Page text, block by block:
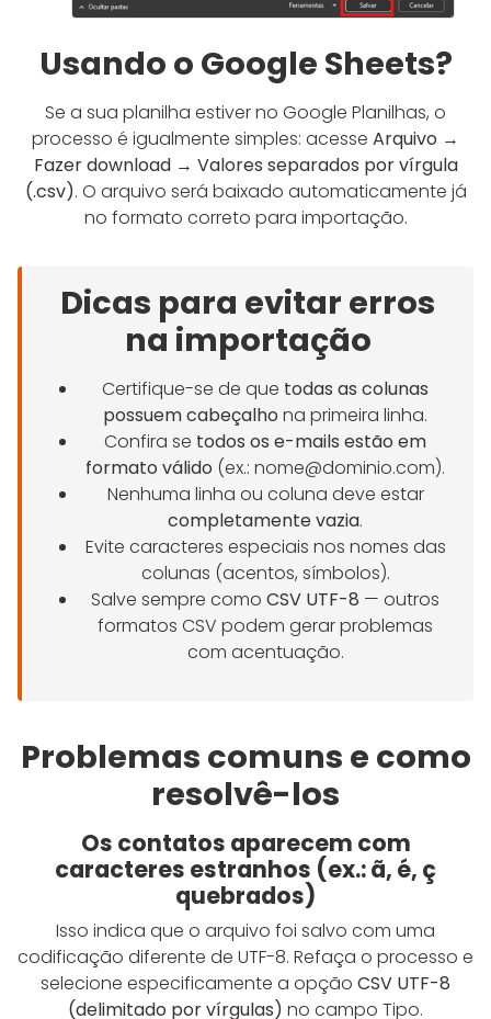
Usando o Google Sheets?
Se a sua planilha estiver no Google Planilhas, o
processo é igualmente simples: acesse Arquivo →
Fazer download → Valores separados por vírgula
(.csv). O arquivo será baixado automaticamente já
no formato correto para importação.
Dicas para evitar erros
na importação
Certifique-se de que todas as colunas
possuem cabeçalho na primeira linha.
Confira se todos os e-mails estão em
formato válido (ex.: nome@dominio.com).
Nenhuma linha ou coluna deve estar
completamente vazia.
Evite caracteres especiais nos nomes das
colunas (acentos, símbolos).
Salve sempre como CSV UTF-8 — outros
formatos CSV podem gerar problemas
com acentuação.
Problemas comuns e como
resolvê-los
Os contatos aparecem com
caracteres estranhos (ex.: ã, é, ç
quebrados)
Isso indica que o arquivo foi salvo com uma
codificação diferente de UTF-8. Refaça o processo e
selecione especificamente a opção CSV UTF-8
(delimitado por vírgulas) no campo Tipo.